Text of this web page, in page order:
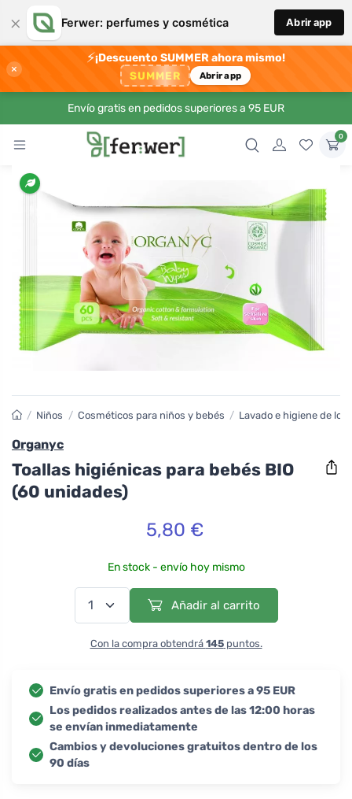
× Ferwer: perfumes y cosmética Abrir app
×
⚡¡Descuento SUMMER ahora mismo!
SUMMER Abrir app
Envío gratis en pedidos superiores a 95 EUR
0
/ Niños / Cosméticos para niños y bebés / Lavado e higiene de los
Organyc
Toallas higiénicas para bebés BIO
(60 unidades)
5,80 €
En stock - envío hoy mismo
Añadir al carrito
Con la compra obtendrá 145puntos.
Envío gratis en pedidos superiores a 95 EUR
Los pedidos realizados antes de las 12:00 horas
se envían inmediatamente
Cambios y devoluciones gratuitos dentro de los
90 días